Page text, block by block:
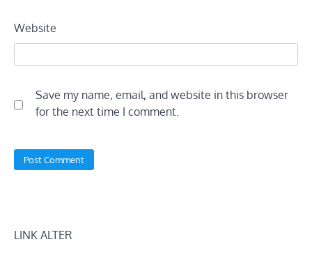
Website
Save my name, email, and website in this browser
for the next time I comment.
LINK ALTER